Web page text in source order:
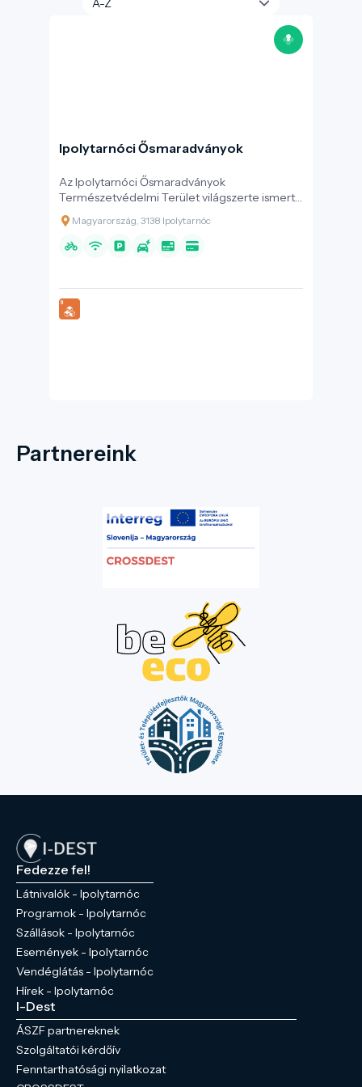
Ipolytarnóci Ősmaradványok
Az Ipolytarnóci Ősmaradványok
Természetvédelmi Terület világszerte ismert
őslénytani lelőhelyként számon tartott. Ez az
Európa-diplomás bemutatóhely egy 17 millió
évvel ezelőtti vulkáni katasztrófa által
emlegetnek.
Magyarország, 3138 Ipolytarnóc
Partnereink
Fedezze fel!
Látnivalók - Ipolytarnóc
Programok - Ipolytarnóc
Szállások - Ipolytarnóc
Események - Ipolytarnóc
Vendéglátás - Ipolytarnóc
Hírek - Ipolytarnóc
I-Dest
ÁSZF partnereknek
Szolgáltatói kérdőív
Fenntarthatósági nyilatkozat